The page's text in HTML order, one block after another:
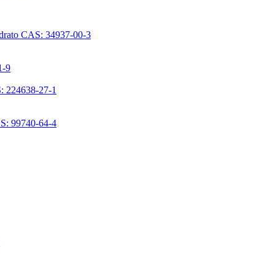
CAS: 34937-00-3
9
224638-27-1
99740-64-4